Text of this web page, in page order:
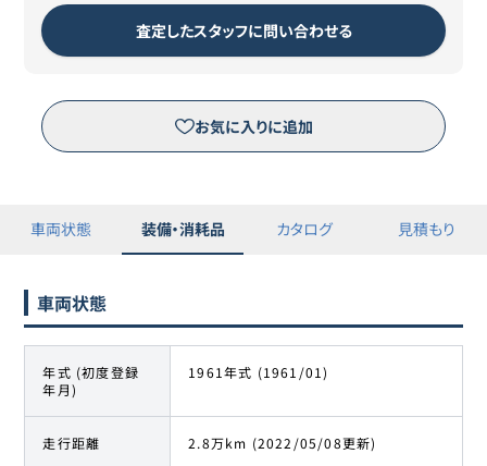
査定したスタッフに問い合わせる
お気に入りに追加
車両状態 装備・消耗品 カタログ 見積もり
車両状態
年式 (初度登録
年月)
1961年式 (1961/01)
走行距離 2.8万km (2022/05/08更新)